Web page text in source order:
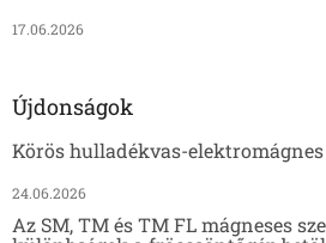
17.06.2026
Újdonságok
Körös hulladékvas-elektromágnes
24.06.2026
Az SM, TM és TM FL mágneses